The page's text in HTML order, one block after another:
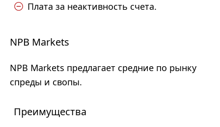
Плата за неактивность счета.
NPB Markets
NPB Markets предлагает средние по рынку
спреды и свопы.
Преимущества